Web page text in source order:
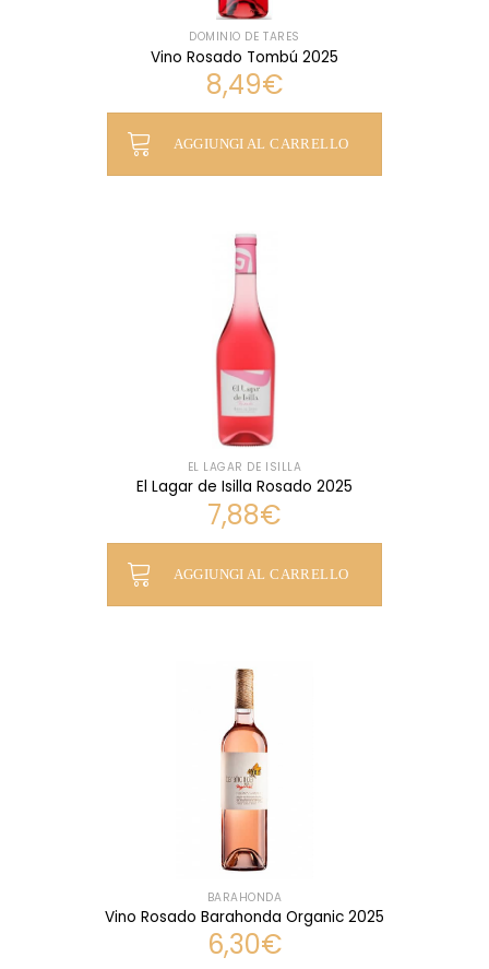
DOMINIO DE TARES
Vino Rosado Tombú 2025
8,49€
AGGIUNGI AL CARRELLO
EL LAGAR DE ISILLA
El Lagar de Isilla Rosado 2025
7,88€
AGGIUNGI AL CARRELLO
BARAHONDA
Vino Rosado Barahonda Organic 2025
6,30€